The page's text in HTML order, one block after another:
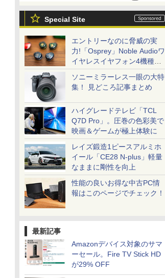
Special Site
エントリーなのに脅威の実
力!「Osprey」Noble Audioワ
イヤレスイヤフォン4機種を
一気に聴く
ソニーミラーレス一眼の大特
集！ 見どころ記事まとめ
ハイグレードテレビ「TCL
Q7D Pro」。圧巻の色彩美で
映画＆ゲームが極上体験に
レイズ鍛造1ピースアルミホ
イール「CE28 N-plus」軽量
なままに剛性を向上
性能の良いお得な中古PC情
報はこのページでチェック！
最新記事
Amazonデバイス対象のサマ
ーセール。Fire TV Stick HD
が29% OFF